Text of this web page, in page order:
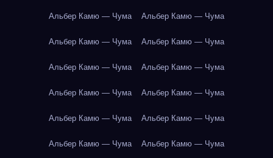
Альбер Камю — Чума Альбер Камю — Чума
Альбер Камю — Чума Альбер Камю — Чума
Альбер Камю — Чума Альбер Камю — Чума
Альбер Камю — Чума Альбер Камю — Чума
Альбер Камю — Чума Альбер Камю — Чума
Альбер Камю — Чума Альбер Камю — Чума